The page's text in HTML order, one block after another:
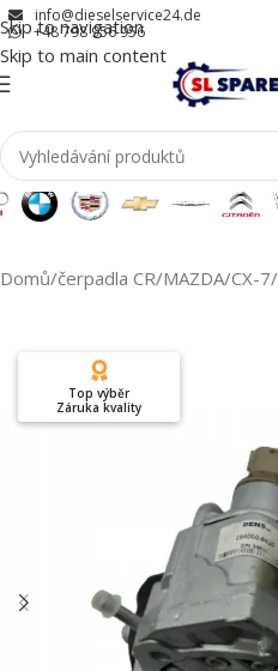
Skip to navigation
Skip to main content
info@dieselservice24.de
+48 798 956 956
Domů/čerpadla CR/MAZDA/CX-7/
Top výběr
Záruka kvality